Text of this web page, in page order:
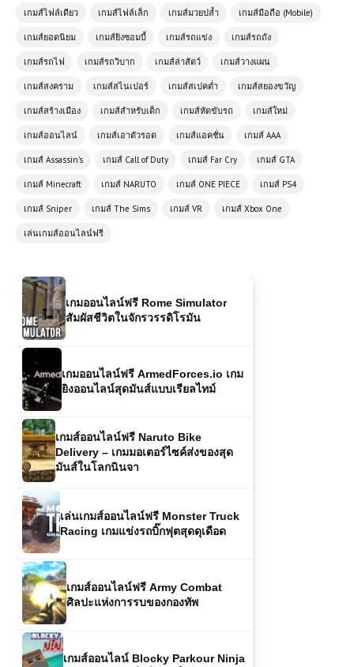
เกมส์ไฟล์เดียว เกมส์ไฟล์เล็ก เกมส์มวยปล้ำ เกมส์มือถือ (Mobile)
เกมส์ยอดนิยม เกมส์ยิงซอมบี้ เกมส์รถแข่ง เกมส์รถถัง
เกมส์รถไฟ เกมส์รถวิบาก เกมส์ล่าสัตว์ เกมส์วางแผน
เกมส์สงคราม เกมส์สไนเปอร์ เกมส์สเปคต่ำ เกมส์สยองขวัญ
เกมส์สร้างเมือง เกมส์สำหรับเด็ก เกมส์หัดขับรถ เกมส์ใหม่
เกมส์ออนไลน์ เกมส์เอาตัวรอด เกมส์แอคชั่น เกมส์ AAA
เกมส์ Assassin's เกมส์ Call of Duty เกมส์ Far Cry เกมส์ GTA
เกมส์ Minecraft เกมส์ NARUTO เกมส์ ONE PIECE เกมส์ PS4
เกมส์ Sniper เกมส์ The Sims เกมส์ VR เกมส์ Xbox One
เล่นเกมส์ออนไลน์ฟรี
โหลดเกมส์ (PC) Car Mechanic
Simulator 2021 ฟรี
เกมส์ออนไลน์ Dragon Ball Fierce
Fighting 2.6 – ศึกดราก้อนบอลใน
เกมส์ออนไลน์ฟรี Mob City เมืองแห่ง
อาชญากรรมในเงามืดของ
เกมออนไลน์ฟรี ArmedForces.io เกม
ยิงออนไลน์สุดมันส์แบบเรียลไทม์
เกมส์ออนไลน์ฟรี Naruto Bike
Delivery – เกมมอเตอร์ไซค์ส่งของสุด
มันส์ในโลกนินจา
เล่นเกมส์ออนไลน์ฟรี Monster Truck
Racing เกมแข่งรถบิ๊กฟุตสุดดุเดือด
เกมส์ออนไลน์ฟรี Army Combat
ศิลปะแห่งการรบของกองทัพ
เกมส์ออนไลน์ Blocky Parkour Ninja
ผจญภัยสุดมันส์ในโลกบล็อก